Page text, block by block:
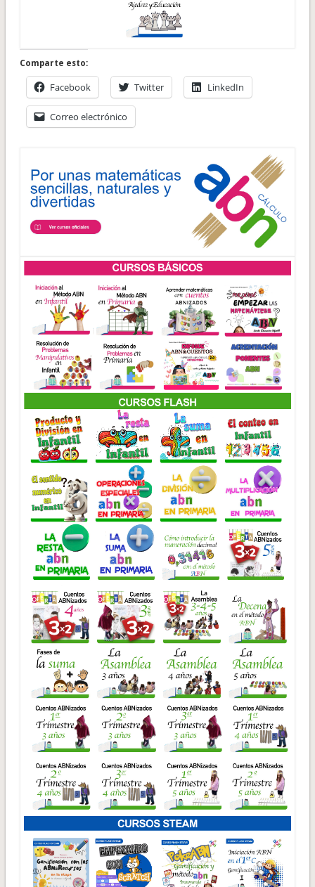
Comparte esto:
Facebook Twitter LinkedIn
Correo electrónico